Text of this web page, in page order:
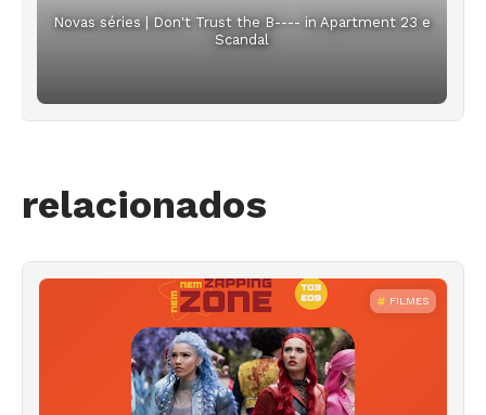
Novas séries | Don't Trust the B---- in Apartment 23 e
Scandal
relacionados
FILMES